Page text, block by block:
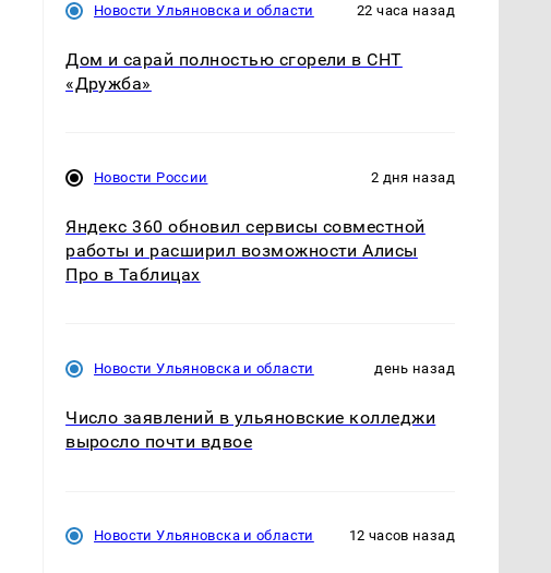
Новости Ульяновска и области 22 часа назад
Дом и сарай полностью сгорели в СНТ
«Дружба»
Новости России 2 дня назад
Яндекс 360 обновил сервисы совместной
работы и расширил возможности Алисы
Про в Таблицах
Новости Ульяновска и области день назад
Число заявлений в ульяновские колледжи
выросло почти вдвое
Новости Ульяновска и области 12 часов назад